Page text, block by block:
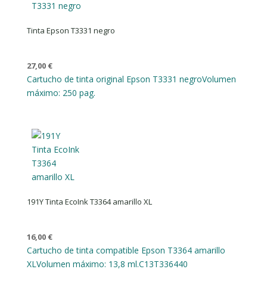
Tinta Epson T3331 negro
27,00 €
Cartucho de tinta original Epson T3331 negroVolumen
máximo: 250 pag.
191Y Tinta EcoInk T3364 amarillo XL
16,00 €
Cartucho de tinta compatible Epson T3364 amarillo
XLVolumen máximo: 13,8 ml.C13T336440